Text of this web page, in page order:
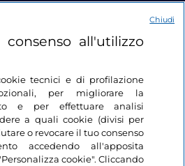
consenso all'utilizzo
tecnici e di profilazione
per migliorare la
e per effettuare analisi
a quali cookie (divisi per
o revocare il tuo consenso
accedendo all'apposita
cookie". Cliccando
Chiudi